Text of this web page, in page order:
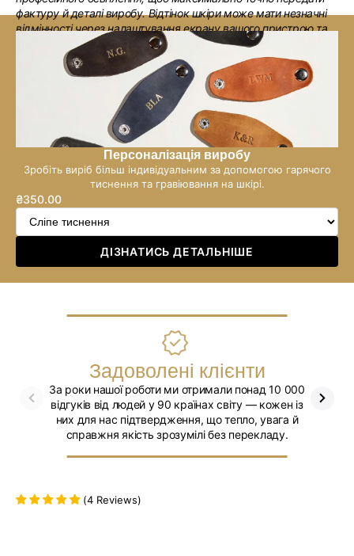
фактуру й деталі виробу. Відтінок шкіри може мати незначні
відмінності через налаштування екрану вашого пристрою та
природні особливості натуральної шкіри.
колекцію шкіряних чохлів
для ноутбуків та
планшетів за посиланням, аби переглянути більше варіантів.
Персоналізація виробу
Зробіть виріб більш індивідуальним за допомогою гарячого
тиснення та гравіювання на шкірі.
Звичайна
ціна
₴350.00
ДІЗНАТИСЬ ДЕТАЛЬНІШЕ
Задоволені клієнти
За роки нашої роботи ми отримали понад 10 000
відгуків від людей у 90 країнах світу — кожен із
них для нас підтвердження, що тепло, увага й
справжня якість зрозумілі без перекладу.
(4 Reviews)